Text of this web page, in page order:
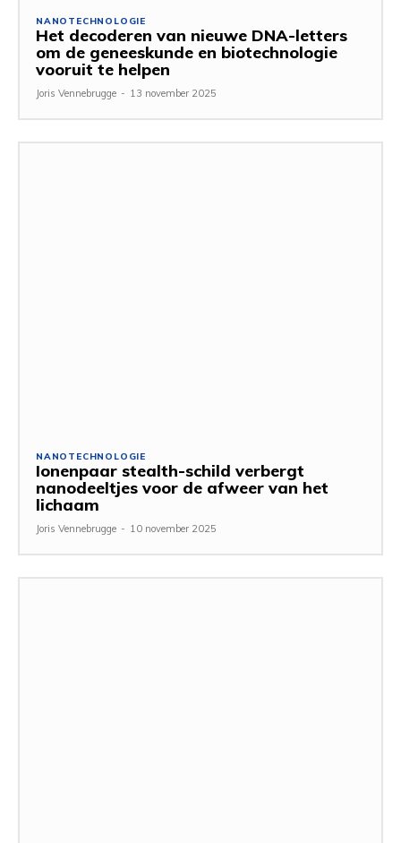
NANOTECHNOLOGIE
Het decoderen van nieuwe DNA-letters
om de geneeskunde en biotechnologie
vooruit te helpen
Joris Vennebrugge - 13 november 2025
NANOTECHNOLOGIE
Ionenpaar stealth-schild verbergt
nanodeeltjes voor de afweer van het
lichaam
Joris Vennebrugge - 10 november 2025